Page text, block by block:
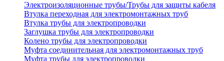
Электроизоляционные трубы/Трубы для защиты кабеля
Втулка переходная для электромонтажных труб
Втулка трубы для электропроводки
Заглушка трубы для электропроводки
Колено трубы для электропроводки
Муфта соединительная для электромонтажных труб
Муфта трубы для электропроводки